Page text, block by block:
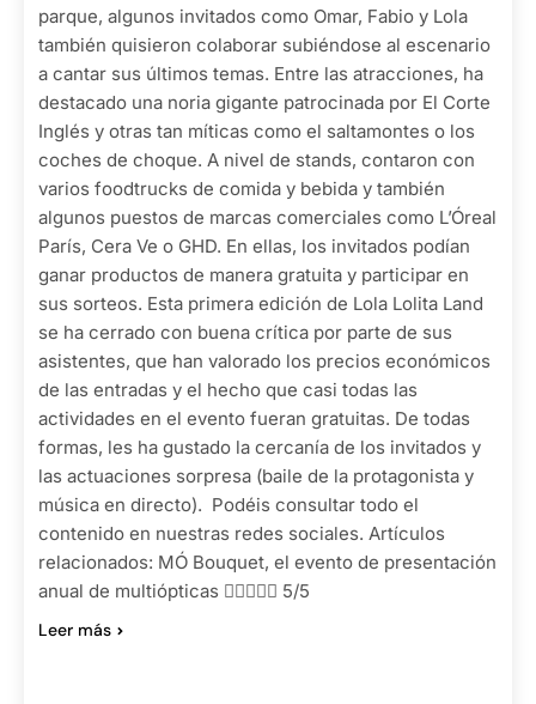
parque, algunos invitados como Omar, Fabio y Lola
también quisieron colaborar subiéndose al escenario
a cantar sus últimos temas. Entre las atracciones, ha
destacado una noria gigante patrocinada por El Corte
Inglés y otras tan míticas como el saltamontes o los
coches de choque. A nivel de stands, contaron con
varios foodtrucks de comida y bebida y también
algunos puestos de marcas comerciales como L’Óreal
París, Cera Ve o GHD. En ellas, los invitados podían
ganar productos de manera gratuita y participar en
sus sorteos. Esta primera edición de Lola Lolita Land
se ha cerrado con buena crítica por parte de sus
asistentes, que han valorado los precios económicos
de las entradas y el hecho que casi todas las
actividades en el evento fueran gratuitas. De todas
formas, les ha gustado la cercanía de los invitados y
las actuaciones sorpresa (baile de la protagonista y
música en directo). Podéis consultar todo el
contenido en nuestras redes sociales. Artículos
relacionados: MÓ Bouquet, el evento de presentación
anual de multiópticas  5/5
Leer más